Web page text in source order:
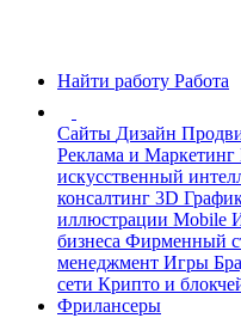
Найти работу Работа
Сайты Дизайн
Реклама и Маркетинг
искусственный
консалтинг 3D
иллюстрации Mobile
бизнеса Фирменный
менеджмент Игры
сети Крипто и
Фрилансеры